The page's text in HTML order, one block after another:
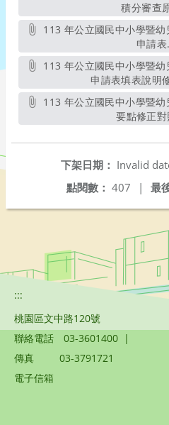
積分審查
申請
申請表填表說明
要點修正
下架日期： Invalid
最
點閱數： 407 |
:::
桃園區文中路120號
聯絡電話
03-3601400 |
傳真
03-3791721
電子信箱